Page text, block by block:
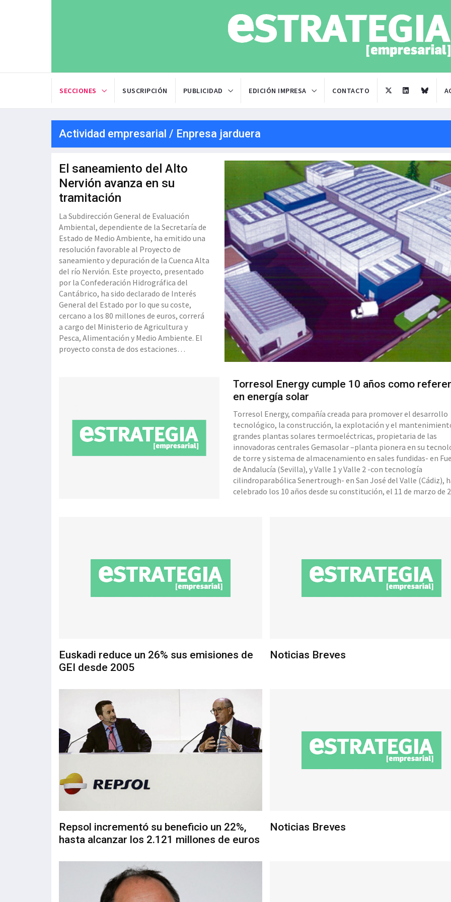
SECCIONES SUSCRIPCIÓN PUBLICIDAD EDICIÓN IMPRESA CONTACTO
Actividad empresarial / Enpresa jarduera
El saneamiento del Alto
Nervión avanza en su
tramitación
La Subdirección General de Evaluación
Ambiental, dependiente de la Secretaría de
Estado de Medio Ambiente, ha emitido una
resolución favorable al Proyecto de
saneamiento y depuración de la Cuenca Alta
del río Nervión. Este proyecto, presentado
por la Confederación Hidrográfica del
Cantábrico, ha sido declarado de Interés
General del Estado por lo que su coste,
cercano a los 80 millones de euros, correrá
a cargo del Ministerio de Agricultura y
Pesca, Alimentación y Medio Ambiente. El
proyecto consta de dos estaciones
Torresol Energy cumple 10 años como
en energía solar
Torresol Energy, compañía creada para promover el desarrollo
tecnológico, la construcción, la explotación y el
grandes plantas solares termoeléctricas, propietaria de las
innovadoras centrales Gemasolar –planta pionera en su
de torre y sistema de almacenamiento en sales fundidas- en
de Andalucía (Sevilla), y Valle 1 y Valle 2 -con tecnología
cilindroparabólica Senertrough- en San José del Valle (Cádiz),
celebrado los 10 años desde su constitución, el 11 de marzo de
Euskadi reduce un 26% sus emisiones de
GEI desde 2005
Noticias Breves
Repsol incrementó su beneficio un 22%,
hasta alcanzar los 2.121 millones de euros
Noticias Breves